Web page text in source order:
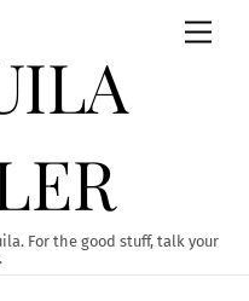
For the good stuff, talk your